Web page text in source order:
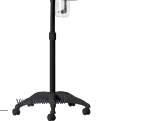
Více informací